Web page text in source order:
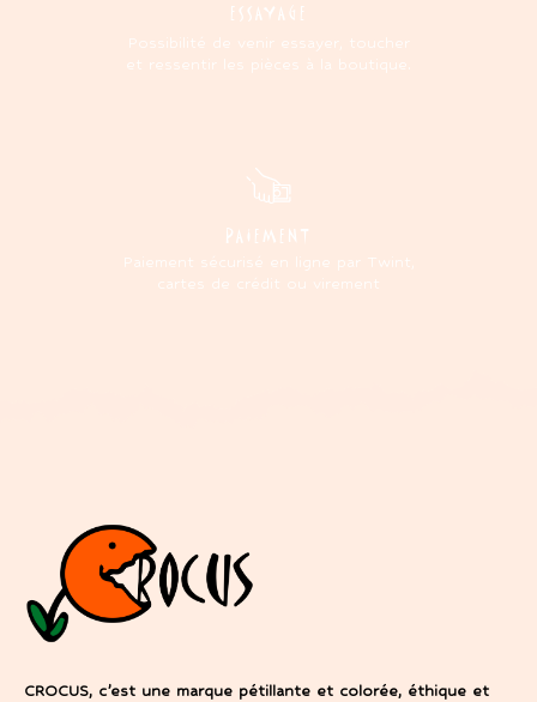
ESSAYAGE
Possibilité de venir essayer, toucher
et ressentir les pièces à la boutique.
PAIEMENT
Paiement sécurisé en ligne par Twint,
cartes de crédit ou virement
CROCUS, c’est une marque pétillante et colorée, éthique et